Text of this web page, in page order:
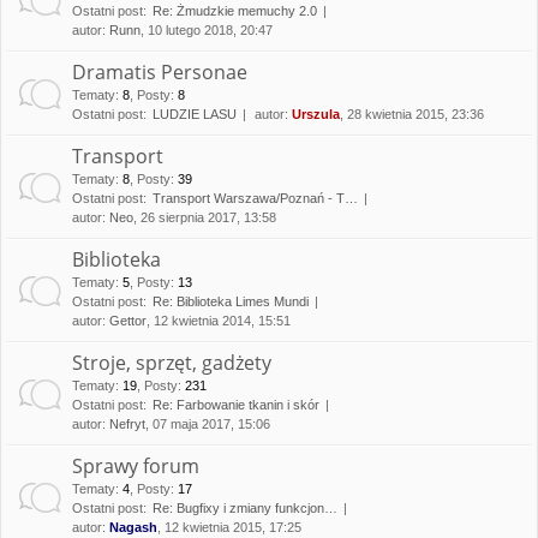
Ostatni post: Re: Żmudzkie memuchy 2.0
autor: Runn , 10 lutego 2018, 20:47
Dramatis Personae
Tematy: 8 Posty: 8
Ostatni post: LUDZIE LASU autor: Urszula , 28 kwietnia 2015, 23:36
Transport
Tematy: 8 Posty: 39
Ostatni post: Transport Warszawa/Poznań - T…
autor: Neo , 26 sierpnia 2017, 13:58
Biblioteka
Tematy: 5 Posty: 13
Ostatni post: Re: Biblioteka Limes Mundi
autor: Gettor , 12 kwietnia 2014, 15:51
Stroje, sprzęt, gadżety
Tematy: 19 Posty: 231
Ostatni post: Re: Farbowanie tkanin i skór
autor: Nefryt , 07 maja 2017, 15:06
Sprawy forum
Tematy: 4 Posty: 17
Ostatni post: Re: Bugfixy i zmiany funkcjon…
autor: Nagash , 12 kwietnia 2015, 17:25